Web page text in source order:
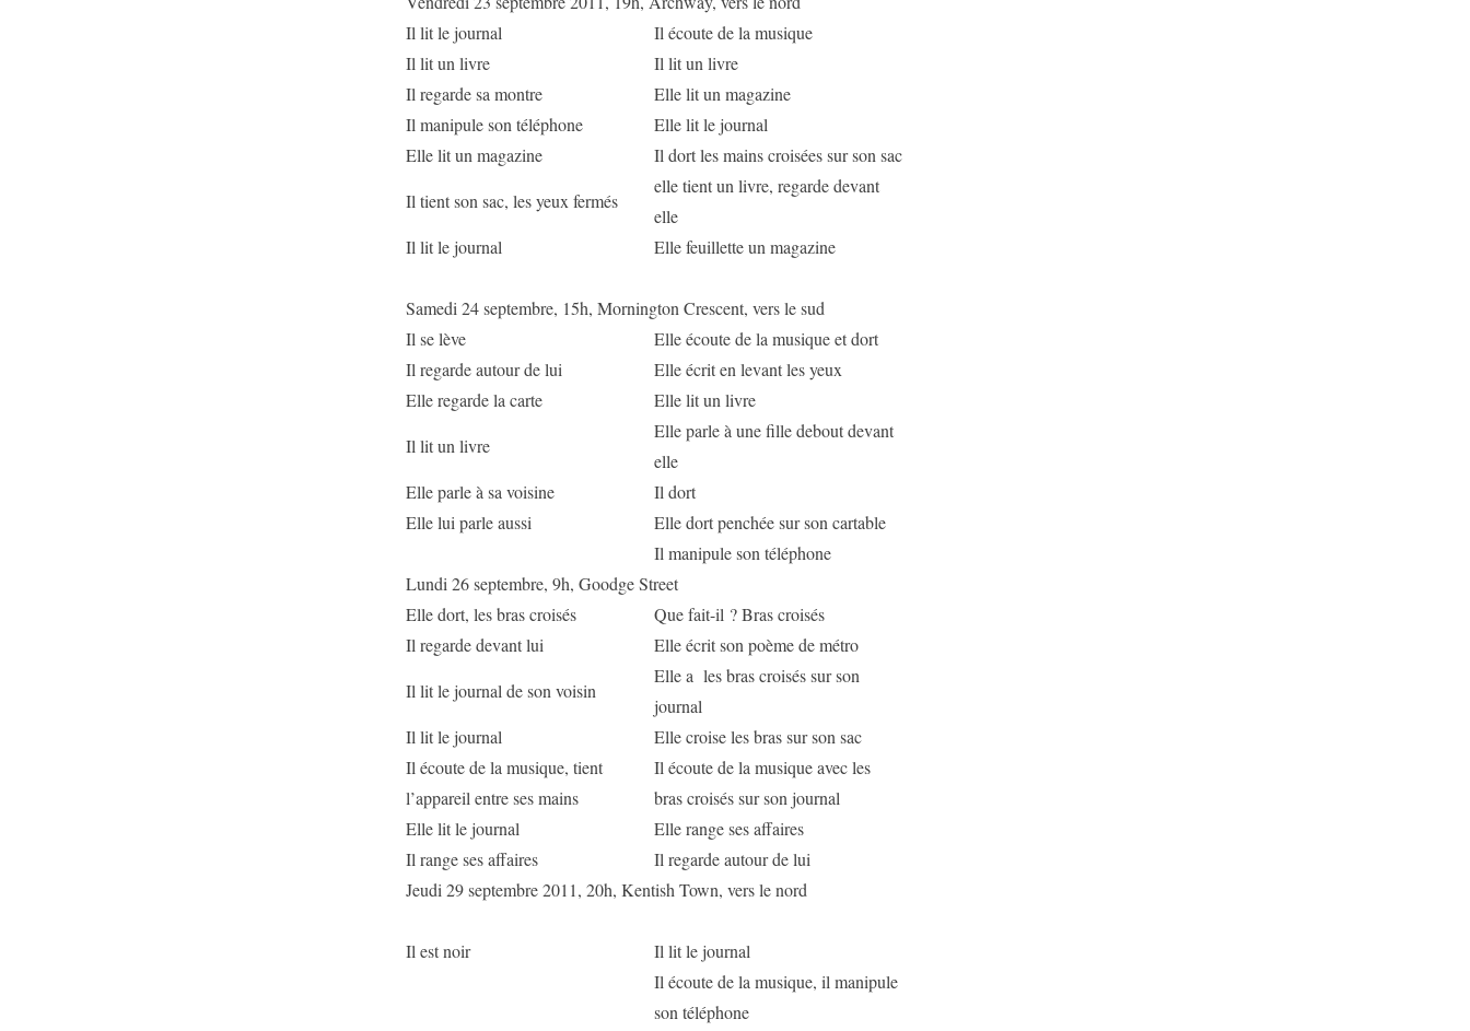
Il lit le journal
Il écoute de la musique
Il lit un livre
Il lit un livre
Il regarde sa montre
Elle lit un magazine
Il manipule son téléphone
Elle lit le journal
Elle lit un magazine
Il dort les mains croisées sur son sac
Il tient son sac, les yeux fermés
elle tient un livre, regarde devant
elle
Il lit le journal
Elle feuillette un magazine
Samedi 24 septembre, 15h, Mornington Crescent, vers le sud
Il se lève
Elle écoute de la musique et dort
Il regarde autour de lui
Elle écrit en levant les yeux
Elle regarde la carte
Elle lit un livre
Il lit un livre
Elle parle à une fille debout devant
elle
Elle parle à sa voisine
Il dort
Elle lui parle aussi
Elle dort penchée sur son cartable
Il manipule son téléphone
Lundi 26 septembre, 9h, Goodge Street
Elle dort, les bras croisés
Que fait-il ? Bras croisés
Il regarde devant lui
Elle écrit son poème de métro
Il lit le journal de son voisin
Elle a les bras croisés sur son
journal
Il lit le journal
Elle croise les bras sur son sac
Il écoute de la musique, tient
l’appareil entre ses mains
Il écoute de la musique avec les
bras croisés sur son journal
Elle lit le journal
Elle range ses affaires
Il range ses affaires
Il regarde autour de lui
Jeudi 29 septembre 2011, 20h, Kentish Town, vers le nord
Il est noir
Il lit le journal
Il écoute de la musique, il manipule
son téléphone